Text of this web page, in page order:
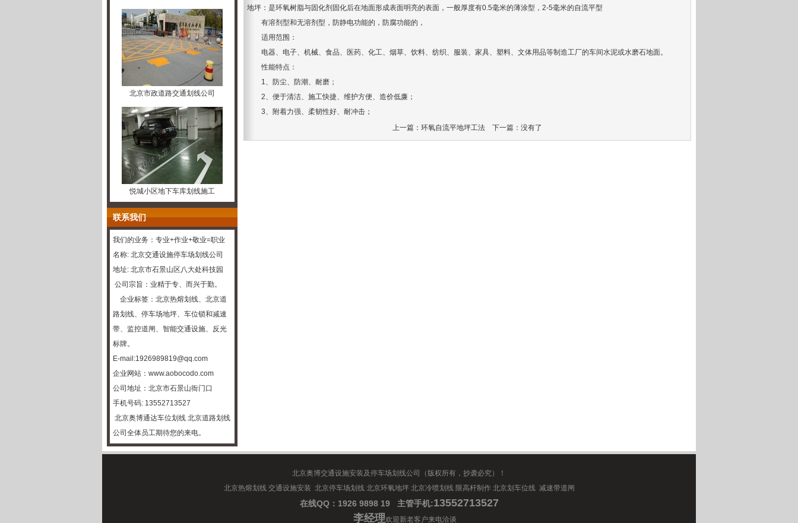
北京市政道路交通划线公司
悦城小区地下车库划线施工
联系我们
我们的业务：专业+作业+敬业=职业
名称: 北京交通设施停车场划线公司
地址: 北京市石景山区八大处科技园
公司宗旨：业精于专、而兴于勤。
企业标签： 北京热熔划线、 北京道
路划线、 停车场地坪、车位锁和减速
带、监控道闸、智能交通设施、反光
标牌。
E-mail:1926989819@qq.com
企业网站： www.aobocodo.com
公司地址：北京市石景山衙门口
手机号码: 13552713527
北京奥博通达车位划线 北京道路划线
公司全体员工期待您的来电。
地坪：是环氧树脂与固化剂固化后在地面形成表面明亮的表面，一般厚度有0.5毫米的薄涂型，2-5毫米的自流平型
有溶剂型和无溶剂型，防静电功能的，防腐功能的，
适用范围：
电器、电子、机械、食品、医药、化工、烟草、饮料、纺织、服装、家具、塑料、文体用品等制造工厂的车间水泥或水磨石地面。
性能特点：
1、防尘、防潮、耐磨；
2、便于清洁、施工快捷、维护方便、造价低廉；
3、附着力强、柔韧性好、耐冲击；
上一篇： 环氧自流平地坪工法 下一篇：没有了
北京奥博交通设施安装及停车场划线公司（版权所有，抄袭必究）！
北京热熔划线 交通设施安装 北京停车场划线 北京环氧地坪 北京冷喷划线 限高杆制作 北京划车位线 减速带道闸
在线QQ：1926 9898 19 主管手机:13552713527
李经理欢迎新老客户来电洽谈